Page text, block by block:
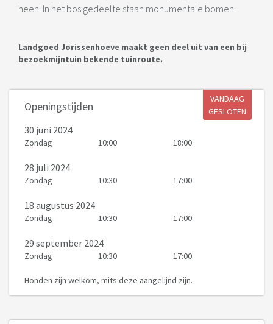
heen. In het bos gedeelte staan monumentale bomen.
Landgoed Jorissenhoeve maakt geen deel uit van een bij
bezoekmijntuin bekende tuinroute.
Openingstijden
VANDAAG
GESLOTEN
30 juni 2024
Zondag 10:00 18:00
28 juli 2024
Zondag 10:30 17:00
18 augustus 2024
Zondag 10:30 17:00
29 september 2024
Zondag 10:30 17:00
Honden zijn welkom, mits deze aangelijnd zijn.